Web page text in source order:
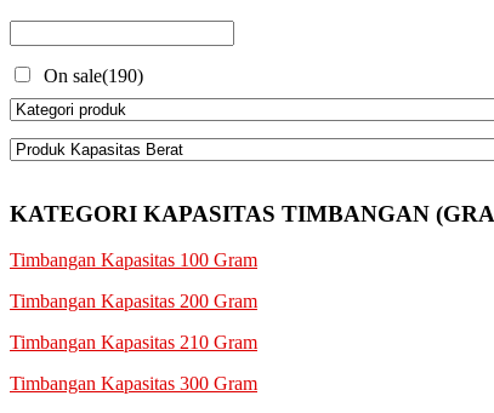
On sale(190)
KATEGORI KAPASITAS TIMBANGAN
Timbangan Kapasitas 100 Gram
Timbangan Kapasitas 200 Gram
Timbangan Kapasitas 210 Gram
Timbangan Kapasitas 300 Gram